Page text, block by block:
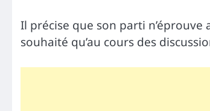
Il précise que son parti
souhaité qu’au cours des